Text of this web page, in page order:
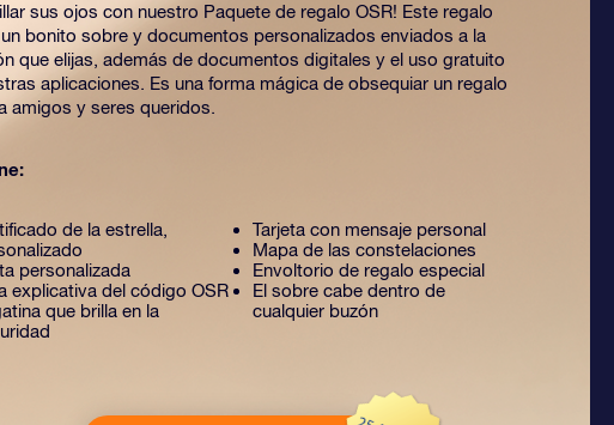
sus ojos con nuestro Paquete de regalo OSR! Este regalo
bonito sobre y documentos personalizados enviados a la
que elijas, además de documentos digitales y el uso gratuito
aplicaciones. Es una forma mágica de obsequiar un regalo
amigos y seres queridos.
de la estrella,
personalizada
explicativa del código OSR
que brilla en la
Tarjeta con mensaje personal
Mapa de las constelaciones
Envoltorio de regalo especial
El sobre cabe dentro de
cualquier buzón